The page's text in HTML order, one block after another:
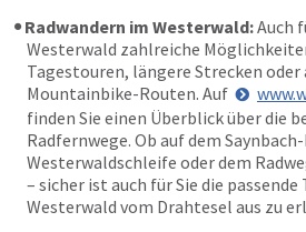
Radwandern im Westerwald:Auch
Westerwald zahlreiche
Tagestouren, längere Strecken oder
Mountainbike-Routen. Auf
finden Sie einen Überblick über die
Radfernwege. Ob auf dem
Westerwaldschleife oder dem
– sicher ist auch für Sie die passende
Westerwald vom Drahtesel aus zu